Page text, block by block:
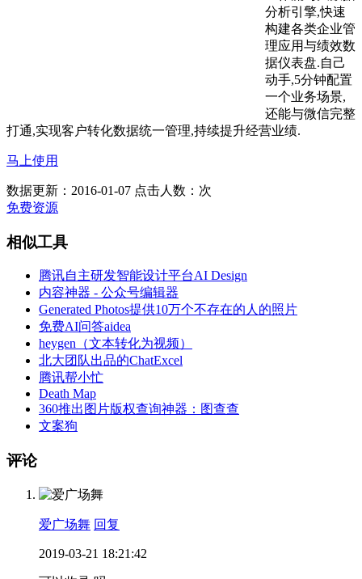
分析引擎,快速
构建各类企业管
理应用与绩效数
据仪表盘.自己
动手,5分钟配置
一个业务场景,
还能与微信完整
打通,实现客户转化数据统一管理,持续提升经营业绩.
马上使用
数据更新：2016-01-07 点击人数： 次
免费资源
相似工具
腾讯自主研发智能设计平台AI Design
内容神器 - 公众号编辑器
Generated Photos提供10万个不存在的人的照片
免费AI问答aidea
heygen（文本转化为视频）
北大团队出品的ChatExcel
腾讯帮小忙
Death Map
360推出图片版权查询神器：图查查
文案狗
评论
爱广场舞 回复
2019-03-21 18:21:42